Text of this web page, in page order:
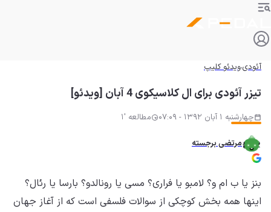
آئودیویدئو کلیپ
تیزر آئودی برای ال کلاسیکوی 4 آبان [ویدئو]
چهارشنبه 1 آبان 1392 - 07:09 مطالعه '1
مرتضی برجسته
بنز یا ب ام و؟ لامبو یا فراری؟ مسی یا رونالدو؟ بارسا یا رئال؟
اینها همه بخش کوچکی از سوالات فلسفی است که از آغاز جهان